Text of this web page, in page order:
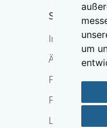
um
Service
Im Überblick
Ärzte-Hotline
Presse
Lernort